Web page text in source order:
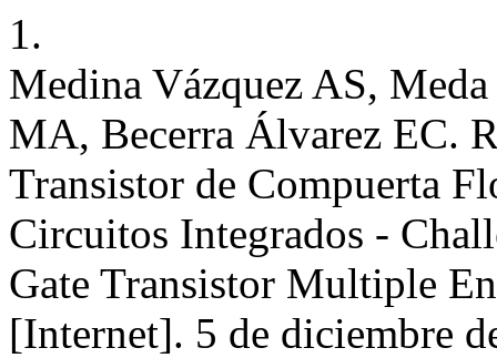
1.
Medina Vázquez AS,
MA, Becerra Álvarez EC.
Transistor de Compuerta
Circuitos Integrados -
Gate Transistor Multiple
[Internet]. 5 de diciembre